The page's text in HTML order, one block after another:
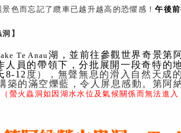
色而忘記了纜車已越升越高的恐懼感！午後
】
Te Anau湖，並前往參觀世界奇景第
人員的帶領下，分批展開一段奇特的
8-12 度），無聲無息的滑入自然天成
築的滿空爍藍，令人屏息感動。第阿
（螢火蟲洞如因湖水水位及氣候關係而無法進